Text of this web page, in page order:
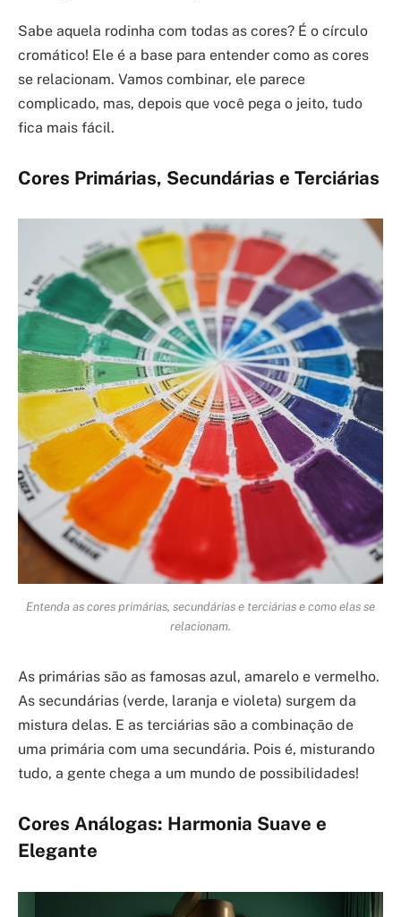
Sabe aquela rodinha com todas as cores? É o círculo
cromático! Ele é a base para entender como as cores
se relacionam. Vamos combinar, ele parece
complicado, mas, depois que você pega o jeito, tudo
fica mais fácil.
Cores Primárias, Secundárias e Terciárias
Entenda as cores primárias, secundárias e terciárias e como elas se
relacionam.
As primárias são as famosas azul, amarelo e vermelho.
As secundárias (verde, laranja e violeta) surgem da
mistura delas. E as terciárias são a combinação de
uma primária com uma secundária. Pois é, misturando
tudo, a gente chega a um mundo de possibilidades!
Cores Análogas: Harmonia Suave e
Elegante